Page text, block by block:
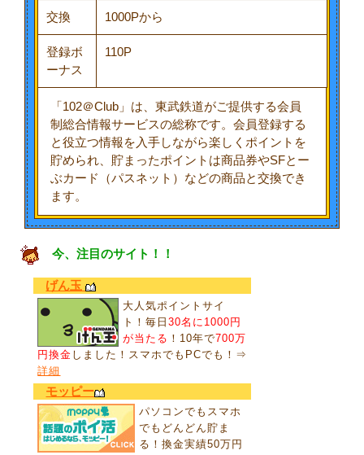
交換 1000Pから
登録ボ
ーナス
110P
「102＠Club」は、東武鉄道がご提供する会員
制総合情報サービスの総称です。会員登録する
と役立つ情報を入手しながら楽しくポイントを
貯められ、貯まったポイントは商品券やSFとー
ぶカード（パスネット）などの商品と交換でき
ます。
今、注目のサイト！！
げん玉
大人気ポイントサイ
ト！毎日30名に1000円
が当たる ！10年で700万
円換金 しました！スマホでもPCでも！⇒
詳細
モッピー
パソコンでもスマホ
でもどんどん貯ま
る！換金実績50万円